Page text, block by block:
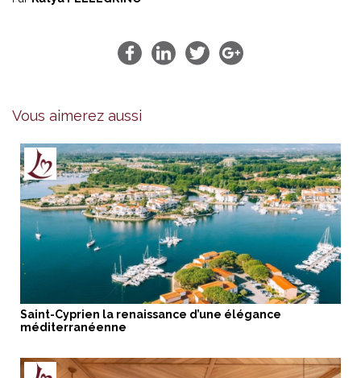
Vous aimerez aussi
Saint-Cyprien la renaissance d’une élégance
méditerranéenne